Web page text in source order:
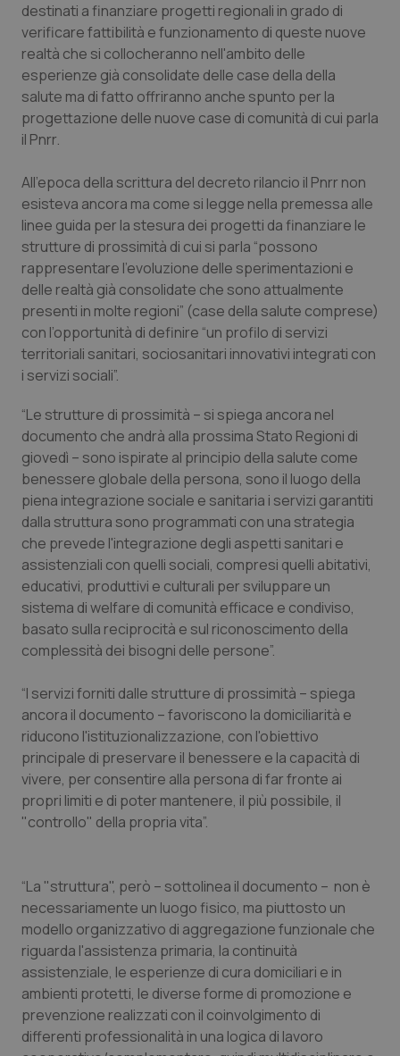
Puglia
Sardegna
Sicilia
Umbria
Valle D’Aosta
Veneto
Malattie rare
Malattia di Crohn & Rettocolite Ulcerosa
Neuroscienze & patologie neurodegenerative
Oftalmologia
Oncodermatologia
Oncoematologia
Oncologia & Nutrizione
Quotidiano Cardiologia
Quotidiano Chirurgia
Quotidiano Oncologia
Quotidiano Pediatria
Rene & patologie urogenitali
Sangue & coagulazione
Tiroide
Tumore al seno
Tumori del Polmone & Testa Collo
Tumori gastrointestinali
Ulcera & Reflusso
Vaccini
destinati a finanziare progetti regionali in grado di
verificare fattibilità e funzionamento di queste nuove
realtà che si collocheranno nell'ambito delle
esperienze già consolidate delle case della della
salute ma di fatto offriranno anche spunto per la
progettazione delle nuove case di comunità di cui parla
il Pnrr.
All’epoca della scrittura del decreto rilancio il Pnrr non
esisteva ancora ma come si legge nella premessa alle
linee guida per la stesura dei progetti da finanziare le
strutture di prossimità di cui si parla “possono
rappresentare l'evoluzione delle sperimentazioni e
delle realtà già consolidate che sono attualmente
presenti in molte regioni” (case della salute comprese)
con l’opportunità di definire “un profilo di servizi
territoriali sanitari, sociosanitari innovativi integrati con
i servizi sociali”.
“Le strutture di prossimità – si spiega ancora nel
documento che andrà alla prossima Stato Regioni di
giovedì – sono ispirate al principio della salute come
benessere globale della persona, sono il luogo della
piena integrazione sociale e sanitaria i servizi garantiti
dalla struttura sono programmati con una strategia
che prevede l'integrazione degli aspetti sanitari e
assistenziali con quelli sociali, compresi quelli abitativi,
educativi, produttivi e culturali per sviluppare un
sistema di welfare di comunità efficace e condiviso,
basato sulla reciprocità e sul riconoscimento della
complessità dei bisogni delle persone”.
“I servizi forniti dalle strutture di prossimità – spiega
ancora il documento – favoriscono la domiciliarità e
riducono l'istituzionalizzazione, con l'obiettivo
principale di preservare il benessere e la capacità di
vivere, per consentire alla persona di far fronte ai
propri limiti e di poter mantenere, il più possibile, il
"controllo" della propria vita”.
“La "struttura", però – sottolinea il documento – non è
necessariamente un luogo fisico, ma piuttosto un
modello organizzativo di aggregazione funzionale che
riguarda l'assistenza primaria, la continuità
assistenziale, le esperienze di cura domiciliari e in
ambienti protetti, le diverse forme di promozione e
prevenzione realizzati con il coinvolgimento di
differenti professionalità in una logica di lavoro